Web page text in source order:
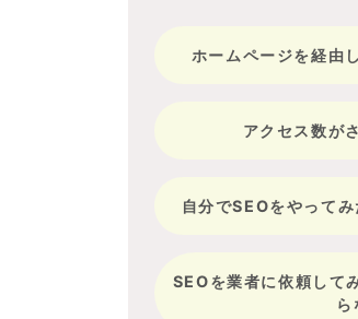
ホームページを経由
アクセス数が
自分でSEOをやって
SEOを業者に依頼して
ら